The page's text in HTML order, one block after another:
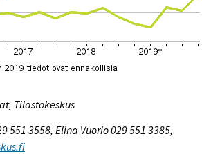
Tilastokeskus
551 3558, Elina Vuorio 029 551 3385,